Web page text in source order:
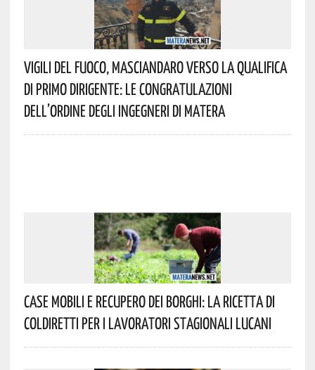
Vigili Del Fuoco, Masciandaro Verso La Qualifica
Di Primo Dirigente: Le Congratulazioni
Dell’Ordine Degli Ingegneri Di Matera
Case Mobili E Recupero Dei Borghi: La Ricetta Di
Coldiretti Per I Lavoratori Stagionali Lucani